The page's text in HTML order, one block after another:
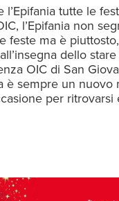
l’Epifania tutte le
l’Epifania non
feste ma è
dello
OIC di San
è sempre un nuovo
per ritrovarsi